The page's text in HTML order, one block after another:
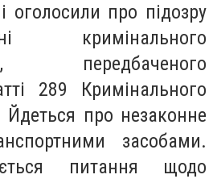
оголосили про підозру
кримінального
передбаченого
289 Кримінального
Йдеться про незаконне
засобами.
питання щодо